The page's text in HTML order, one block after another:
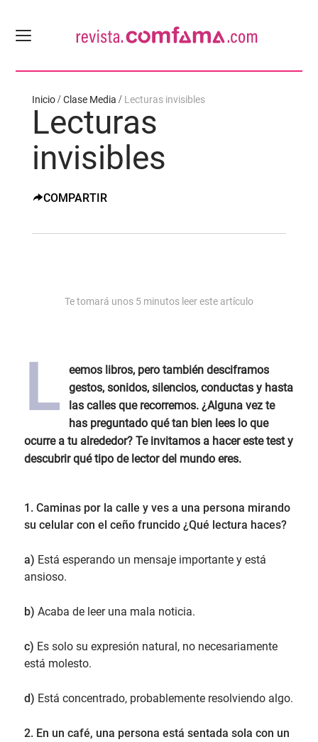
Inicio Clase Media Lecturas invisibles
Lecturas
invisibles
COMPARTIR
Te tomará unos 5 minutos leer este artículo
L
eemos libros, pero también desciframos
gestos, sonidos, silencios, conductas y hasta
las calles que recorremos. ¿Alguna vez te
has preguntado qué tan bien lees lo que
ocurre a tu alrededor? Te invitamos a hacer este test y
descubrir qué tipo de lector del mundo eres.
1. Caminas por la calle y ves a una persona mirando
su celular con el ceño fruncido ¿Qué lectura haces?
a) Está esperando un mensaje importante y está
ansioso.
b) Acaba de leer una mala noticia.
c) Es solo su expresión natural, no necesariamente
está molesto.
d) Está concentrado, probablemente resolviendo algo.
2. En un café, una persona está sentada sola con un